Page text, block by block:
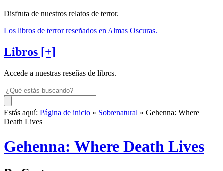
Disfruta de nuestros relatos de terror.
Los libros de terror reseñados en Almas Oscuras.
Libros [+]
Accede a nuestras reseñas de libros.
Estás aquí: Página de inicio » Sobrenatural » Gehenna: Where
Death Lives
Gehenna: Where Death Lives